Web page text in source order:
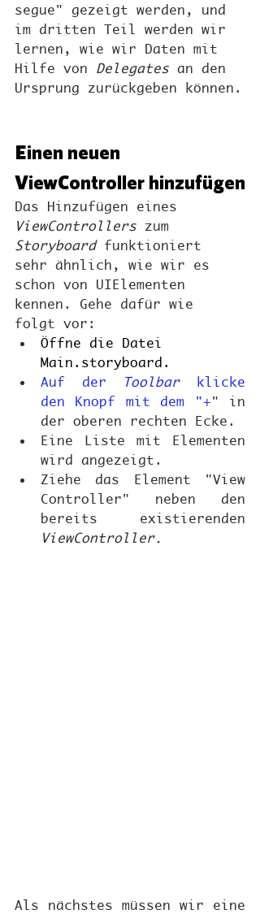
segue" gezeigt werden, und
im dritten Teil werden wir
lernen, wie wir Daten mit
Hilfe von Delegates an den
Ursprung zurückgeben können.
Einen neuen
ViewController hinzufügen
Das Hinzufügen eines
ViewControllers zum
Storyboard funktioniert
sehr ähnlich, wie wir es
schon von UIElementen
kennen. Gehe dafür wie
folgt vor:
Öffne die Datei
Main.storyboard.
Auf der
Toolbar klicke
den Knopf mit dem "+" in
der oberen rechten Ecke.
Eine Liste mit Elementen
wird angezeigt.
Ziehe das Element "View
Controller" neben den
ViewController.
Als nächstes müssen wir eine